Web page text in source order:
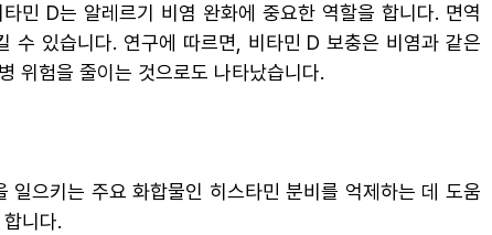
민 D는 알레르기 비염 완화에 중요한 역할을 합니다. 면역
수 있습니다. 연구에 따르면, 비타민 D 보충은 비염과 같은
위험을 줄이는 것으로도 나타났습니다.
으키는 주요 화합물인 히스타민 분비를 억제하는 데 도움
니다.